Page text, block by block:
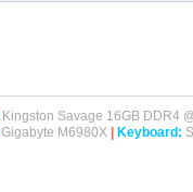
Kingston Savage 16GB DDR4
Gigabyte M6980X |Keyboard: